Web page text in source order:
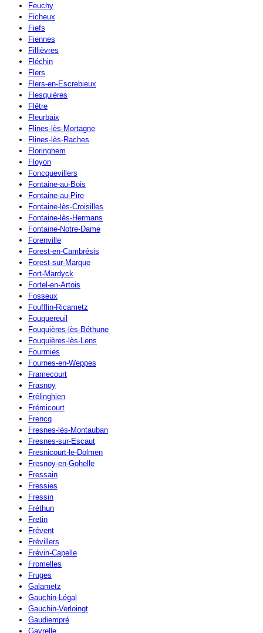
Feuchy
Ficheux
Fiefs
Fiennes
Fillièvres
Fléchin
Flers
Flers-en-Escrebieux
Flesquières
Flêtre
Fleurbaix
Flines-lès-Mortagne
Flines-lès-Raches
Floringhem
Floyon
Foncquevillers
Fontaine-au-Bois
Fontaine-au-Pire
Fontaine-lès-Croisilles
Fontaine-lès-Hermans
Fontaine-Notre-Dame
Forenville
Forest-en-Cambrésis
Forest-sur-Marque
Fort-Mardyck
Fortel-en-Artois
Fosseux
Foufflin-Ricametz
Fouquereuil
Fouquières-lès-Béthune
Fouquières-lès-Lens
Fourmies
Fournes-en-Weppes
Framecourt
Frasnoy
Frélinghien
Frémicourt
Frencq
Fresnes-lès-Montauban
Fresnes-sur-Escaut
Fresnicourt-le-Dolmen
Fresnoy-en-Gohelle
Fressain
Fressies
Fressin
Fréthun
Fretin
Frévent
Frévillers
Frévin-Capelle
Fromelles
Fruges
Galametz
Gauchin-Légal
Gauchin-Verloingt
Gaudiempré
Gavrelle